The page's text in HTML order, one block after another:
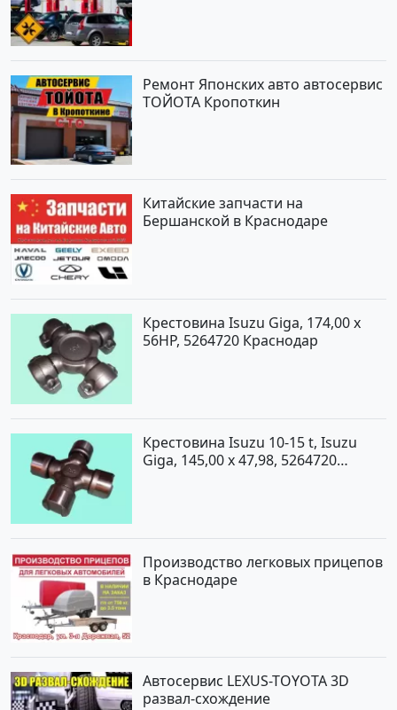
Ремонт Японских авто автосервис
ТОЙОТА Кропоткин
Китайские запчасти на
Бершанской в Краснодаре
Крестовина Isuzu Giga, 174,00 x
56HP, 5264720 Краснодар
Крестовина Isuzu 10-15 t, Isuzu
Giga, 145,00 x 47,98, 5264720
Производство легковых прицепов
в Краснодаре
Автосервис LEXUS-TOYOTA 3D
развал-схождение